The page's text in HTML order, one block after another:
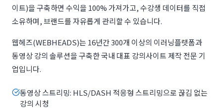
이트)을 구축하면 수익을 100% 가져가고, 수강생 데이터를 직접
소유하며, 브랜드를 자유롭게 관리할 수 있습니다.
웹헤즈(WEBHEADS)는 16년간 300개 이상의 이러닝플랫폼과
동영상 강의 솔루션을 구축한 국내 대표 강의사이트 제작 전문 기
업입니다.
동영상 스트리밍: HLS/DASH 적응형 스트리밍으로 끊김 없는
강의 시청